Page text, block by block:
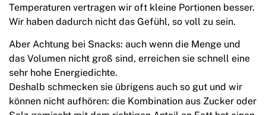
Temperaturen vertragen wir oft kleine Portionen besser.
Wir haben dadurch nicht das Gefühl, so voll zu sein.
Aber Achtung bei Snacks: auch wenn die Menge und
das Volumen nicht groß sind, erreichen sie schnell eine
sehr hohe Energiedichte.
Deshalb schmecken sie übrigens auch so gut und wir
können nicht aufhören: die Kombination aus Zucker oder